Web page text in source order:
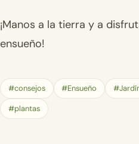
¡Manos a la tierra y a
ensueño!
#consejos #Ensueño
#plantas